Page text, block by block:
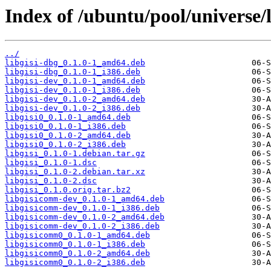
Index of /ubuntu/pool/
../
libgisi-dbg_0.1.0-1_amd64.deb
libgisi-dbg_0.1.0-1_i386.deb
libgisi-dev_0.1.0-1_amd64.deb
libgisi-dev_0.1.0-1_i386.deb
libgisi-dev_0.1.0-2_amd64.deb
libgisi-dev_0.1.0-2_i386.deb
libgisi0_0.1.0-1_amd64.deb
libgisi0_0.1.0-1_i386.deb
libgisi0_0.1.0-2_amd64.deb
libgisi0_0.1.0-2_i386.deb
libgisi_0.1.0-1.debian.tar.gz
libgisi_0.1.0-1.dsc
libgisi_0.1.0-2.debian.tar.xz
libgisi_0.1.0-2.dsc
libgisi_0.1.0.orig.tar.bz2
libgisicomm-dev_0.1.0-1_amd64.deb
libgisicomm-dev_0.1.0-1_i386.deb
libgisicomm-dev_0.1.0-2_amd64.deb
libgisicomm-dev_0.1.0-2_i386.deb
libgisicomm0_0.1.0-1_amd64.deb
libgisicomm0_0.1.0-1_i386.deb
libgisicomm0_0.1.0-2_amd64.deb
libgisicomm0_0.1.0-2_i386.deb